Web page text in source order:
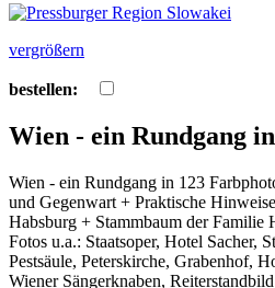
vergrößern
bestellen:
Wien - ein Rundgang
Wien - ein Rundgang in 123
und Gegenwart + Praktische
Habsburg + Stammbaum der Familie
Fotos u.a.: Staatsoper, Hotel Sacher,
Pestsäule, Peterskirche, Grabenhof,
Wiener Sängerknaben,